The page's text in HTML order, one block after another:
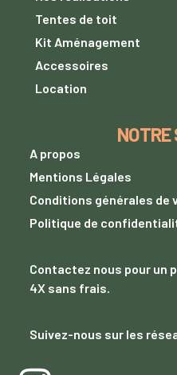
Tentes de toit
Kit Aménagement
Accessoires
Location
NOTRE
A propos
Mentions Légales
Conditions générales de
Politique de
Contactez nous pour un
4X sans frais.
Suivez-nous sur les